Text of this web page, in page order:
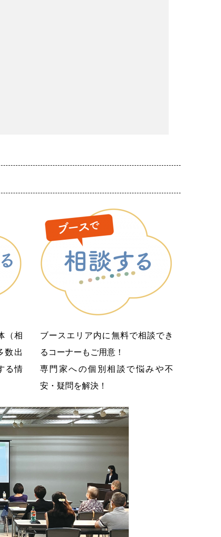
（相
数出
る情
ブースエリア内に無料で相談でき
るコーナーもご用意！
専門家への個別相談で悩みや不
安・疑問を解決！